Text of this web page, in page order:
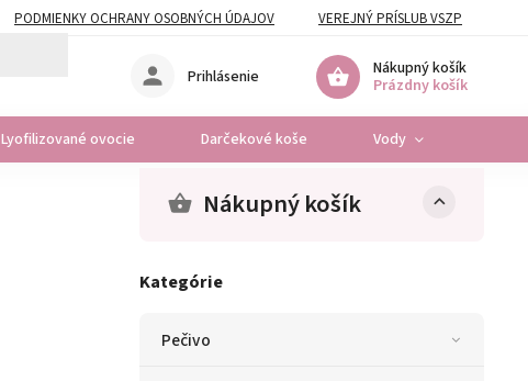
PODMIENKY OCHRANY OSOBNÝCH ÚDAJOV VEREJNÝ PRÍSLUB VSZP
Nákupný košík
Prázdny košík
Prihlásenie
Lyofilizované ovocie Darčekové koše Vody
Nákupný košík
Kategórie
Pečivo